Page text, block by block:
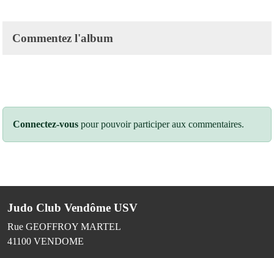
Commentez l'album
Connectez-vous pour pouvoir participer aux commentaires.
Judo Club Vendôme USV
Rue GEOFFROY MARTEL
41100 VENDOME